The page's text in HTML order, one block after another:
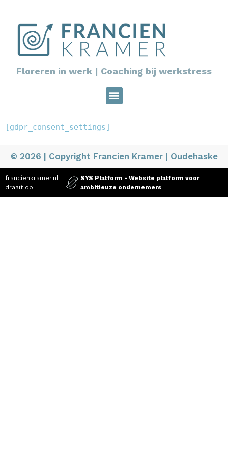
Floreren in werk | Coaching bij werkstress
[gdpr_consent_settings]
© 2026 | Copyright Francien Kramer | Oudehaske
francienkramer.nl
draait op
SYS Platform - Website platform voor
ambitieuze ondernemers